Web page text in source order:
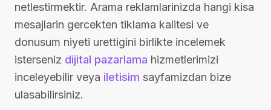
netlestirmektir. Arama reklamlarinizda hangi kisa
mesajlarin gercekten tiklama kalitesi ve
donusum niyeti urettigini birlikte incelemek
isterseniz dijital pazarlama hizmetlerimizi
inceleyebilir veya iletisim sayfamizdan bize
ulasabilirsiniz.